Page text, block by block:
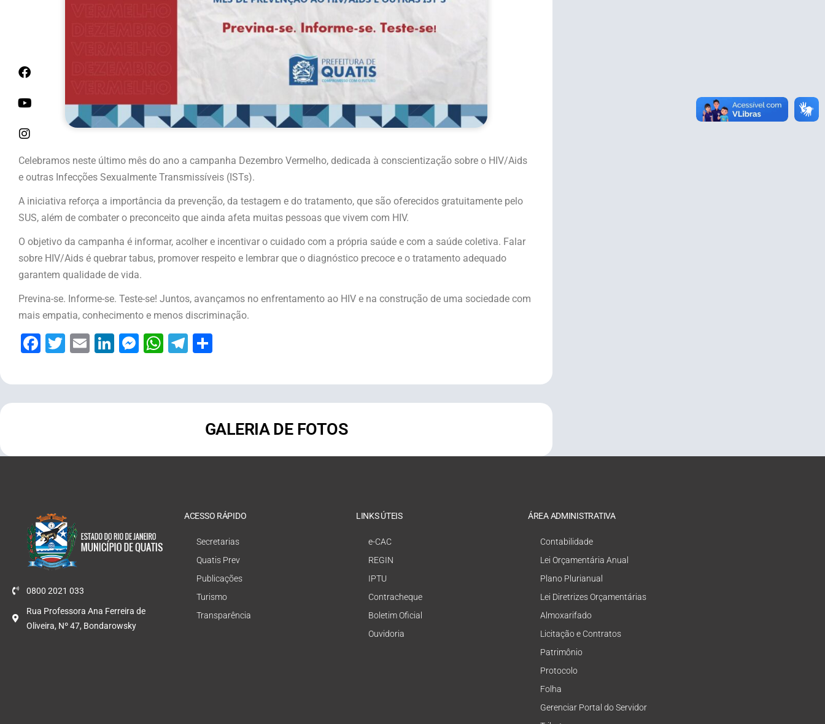
Celebramos neste último mês do ano a campanha Dezembro Vermelho, dedicada à conscientização sobre o HIV/Aids
e outras Infecções Sexualmente Transmissíveis (ISTs).
A iniciativa reforça a importância da prevenção, da testagem e do tratamento, que são oferecidos gratuitamente pelo
SUS, além de combater o preconceito que ainda afeta muitas pessoas que vivem com HIV.
O objetivo da campanha é informar, acolher e incentivar o cuidado com a própria saúde e com a saúde coletiva. Falar
sobre HIV/Aids é quebrar tabus, promover respeito e lembrar que o diagnóstico precoce e o tratamento adequado
garantem qualidade de vida.
Previna-se. Informe-se. Teste-se! Juntos, avançamos no enfrentamento ao HIV e na construção de uma sociedade com
mais empatia, conhecimento e menos discriminação.
Facebook
Twitter
EmailLinkedIn
Messenger
WhatsApp
Telegram
GALERIA DE FOTOS
0800 2021 033
Rua Professora Ana Ferreira de
Oliveira, Nº 47, Bondarowsky
ACESSO RÁPIDO
Secretarias
Quatis Prev
Publicações
Turismo
Transparência
LINKS ÚTEIS
e-CAC
REGIN
IPTU
Contracheque
Boletim Oficial
Ouvidoria
ÁREA ADMINISTRATIVA
Contabilidade
Lei Orçamentária Anual
Plano Plurianual
Lei Diretrizes Orçamentárias
Almoxarifado
Licitação e Contratos
Patrimônio
Protocolo
Folha
Gerenciar Portal do Servidor